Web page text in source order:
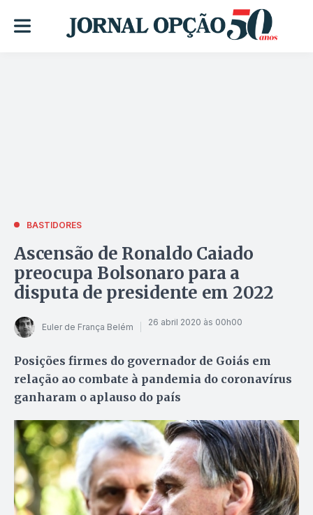
BASTIDORES
Ascensão de Ronaldo Caiado
preocupa Bolsonaro para a
disputa de presidente em 2022
Euler de França Belém 26 abril 2020 às 00h00
Posições firmes do governador de Goiás em
relação ao combate à pandemia do coronavírus
ganharam o aplauso do país